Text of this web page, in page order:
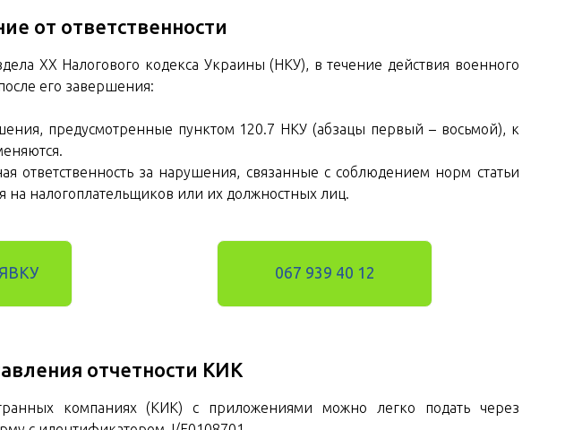
от ответственности
ХХ Налогового кодекса Украины (НКУ), в течение действия военного
его завершения:
предусмотренные пунктом 120.7 НКУ (абзацы первый – восьмой), к
ответственность за нарушения, связанные с соблюдением норм статьи
на налогоплательщиков или их должностных лиц.
067 939 40 12
отчетности КИК
компаниях (КИК) с приложениями можно легко подать через